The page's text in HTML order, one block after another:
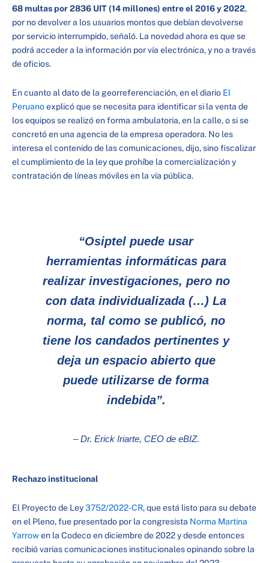
68 multas por 2836 UIT (14 millones) entre el 2016 y 2022,
por no devolver a los usuarios montos que debían devolverse
por servicio interrumpido, señaló. La novedad ahora es que se
podrá acceder a la información por vía electrónica, y no a través
de oficios.
En cuanto al dato de la georreferenciación, en el diario El
Peruanoexplicó que se necesita para identificar si la venta de
los equipos se realizó en forma ambulatoria, en la calle, o si se
concretó en una agencia de la empresa operadora. No les
interesa el contenido de las comunicaciones, dijo, sino fiscalizar
el cumplimiento de la ley que prohíbe la comercialización y
contratación de líneas móviles en la vía pública.
“Osiptel puede usar
herramientas informáticas para
realizar investigaciones, pero no
con data individualizada (…) La
norma, tal como se publicó, no
tiene los candados pertinentes y
deja un espacio abierto que
puede utilizarse de forma
indebida”.
– Dr. Erick Iriarte, CEO de eBIZ.
Rechazo institucional
El Proyecto de Ley3752/2022-CR, que está listo para su debate
en el Pleno, fue presentado por la congresista Norma Martina
Yarrowen la Codeco en diciembre de 2022 y desde entonces
recibió varias comunicaciones institucionales opinando sobre la